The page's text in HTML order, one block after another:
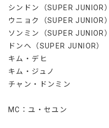
シンドン（SUPER JUNIOR）
ウニョク（SUPER JUNIOR）
ソンミン（SUPER JUNIOR）
ドンヘ（SUPER JUNIOR）
キム・デヒ
キム・ジュノ
チャン・ドンミン
MC：ユ・セユン